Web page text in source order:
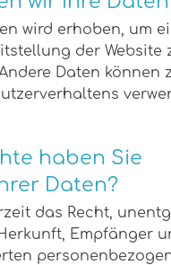
wird erhoben, um
der Website
Daten können
haben Sie
Daten?
das Recht,
Empfänger